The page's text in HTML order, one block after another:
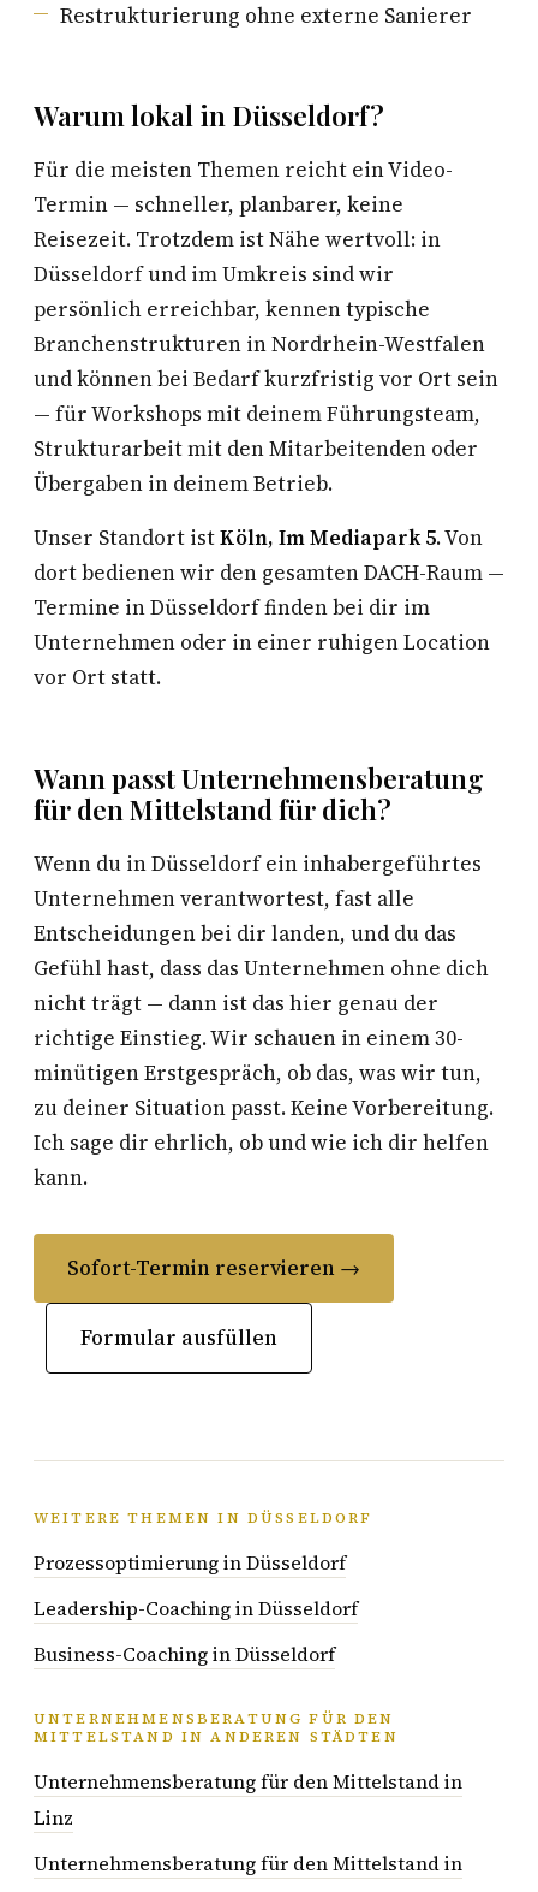
Restrukturierung ohne externe Sanierer
Warum lokal in Düsseldorf?
Für die meisten Themen reicht ein Video-
Termin — schneller, planbarer, keine
Reisezeit. Trotzdem ist Nähe wertvoll: in
Düsseldorf und im Umkreis sind wir
persönlich erreichbar, kennen typische
Branchenstrukturen in Nordrhein-Westfalen
und können bei Bedarf kurzfristig vor Ort sein
— für Workshops mit deinem Führungsteam,
Strukturarbeit mit den Mitarbeitenden oder
Übergaben in deinem Betrieb.
Unser Standort istKöln, Im Mediapark 5. Von
dort bedienen wir den gesamten DACH-Raum —
Termine in Düsseldorf finden bei dir im
Unternehmen oder in einer ruhigen Location
vor Ort statt.
Wann passt Unternehmensberatung
für den Mittelstand für dich?
Wenn du in Düsseldorf ein inhabergeführtes
Unternehmen verantwortest, fast alle
Entscheidungen bei dir landen, und du das
Gefühl hast, dass das Unternehmen ohne dich
nicht trägt — dann ist das hier genau der
richtige Einstieg. Wir schauen in einem 30-
minütigen Erstgespräch, ob das, was wir tun,
zu deiner Situation passt. Keine Vorbereitung.
Ich sage dir ehrlich, ob und wie ich dir helfen
kann.
Sofort-Termin reservieren →
Formular ausfüllen
WEITERE THEMEN IN DÜSSELDORF
Prozessoptimierung in Düsseldorf
Leadership-Coaching in Düsseldorf
Business-Coaching in Düsseldorf
UNTERNEHMENSBERATUNG FÜR DEN
MITTELSTAND IN ANDEREN STÄDTEN
Unternehmensberatung für den Mittelstand in
Linz
Unternehmensberatung für den Mittelstand in